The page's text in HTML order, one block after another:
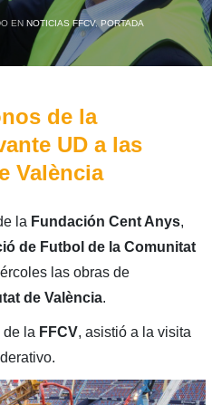
EN NOTICIAS FFCV, PORTADA
de la
UD a las
València
la Fundación Cent Anys,
de Futbol de la Comunitat
las obras de
de València.
de la FFCV, asistió a la visita